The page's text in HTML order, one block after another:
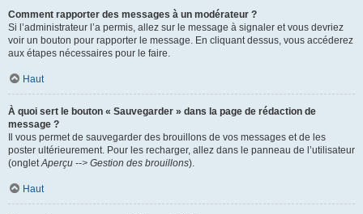
Comment rapporter des messages à un modérateur ?
Si l’administrateur l’a permis, allez sur le message à signaler et vous devriez
voir un bouton pour rapporter le message. En cliquant dessus, vous accéderez
aux étapes nécessaires pour le faire.
Haut
À quoi sert le bouton « Sauvegarder » dans la page de rédaction de
message ?
Il vous permet de sauvegarder des brouillons de vos messages et de les
poster ultérieurement. Pour les recharger, allez dans le panneau de l’utilisateur
(ongletAperçu --> Gestion des brouillons).
Haut